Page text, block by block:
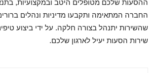
ההסעות שלכם מטופלים היטב ובמקצועיות,
החברה המתאימה ותקבעו מדיניות ונהלים
שהשירות יתנהל בצורה חלקה. על ידי ביצוע
שירות הסעות יעיל לארגון שלכם.